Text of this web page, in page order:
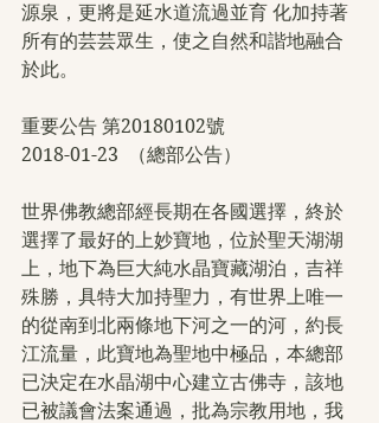
源泉，更將是延水道流過並育 化加持著
所有的芸芸眾生，使之自然和諧地融合
於此。
重要公告 第20180102號
2018-01-23  （總部公告）
世界佛教總部經長期在各國選擇，終於
選擇了最好的上妙寶地，位於聖天湖湖
上，地下為巨大純水晶寶藏湖泊，吉祥
殊勝，具特大加持聖力，有世界上唯一
的從南到北兩條地下河之一的河，約長
江流量，此寶地為聖地中極品，本總部
已決定在水晶湖中心建立古佛寺，該地
已被議會法案通過，批為宗教用地，我